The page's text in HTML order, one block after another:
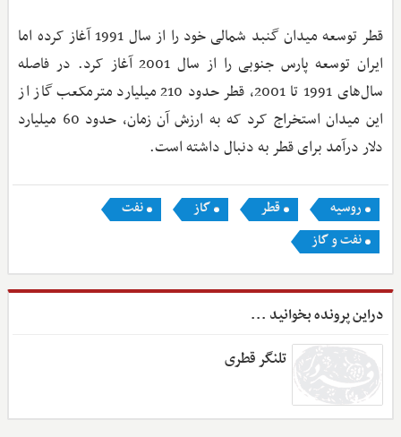
قطر توسعه میدان گنبد شمالی خود را از سال 1991 آغاز کرده اما
ایران توسعه پارس جنوبی را از سال 2001 آغاز کرد. در فاصله
سال‌های 1991 تا 2001، قطر حدود 210 میلیارد مترمکعب گاز از
این میدان استخراج کرد که به ‌ارزش آن زمان، حدود 60 میلیارد
دلار درآمد برای قطر به‌ دنبال داشته است.
روسیه قطر گاز
نفت
نفت و گاز
دراین پرونده بخوانید ...
تلنگر قطری